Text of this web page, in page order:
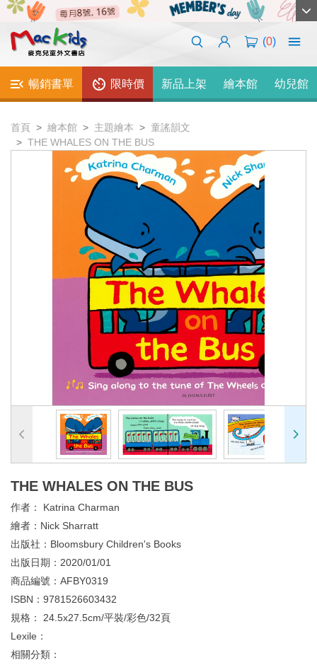
(0)
暢銷書單 限時價 新品上架 繪本館 幼兒館
首頁 繪本館 主題繪本
童謠韻文
THE WHALES ON THE BUS
THE WHALES ON THE BUS
作者： Katrina Charman
繪者： Nick Sharratt
出版社： Bloomsbury Children's Books
出版日期： 2020/01/01
商品編號： AFBY0319
ISBN： 9781526603432
規格： 24.5x27.5cm/平裝/彩色/32頁
Lexile：
相關分類：